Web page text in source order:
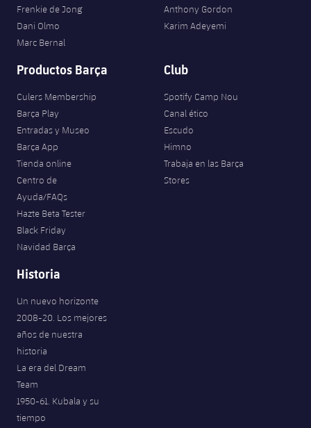
Frenkie de Jong
Dani Olmo
Marc Bernal
Anthony Gordon
Karim Adeyemi
Productos Barça
Culers Membership
Barça Play
Entradas y Museo
Barça App
Tienda online
Centro de
Ayuda/FAQs
Hazte Beta Tester
Black Friday
Navidad Barça
Club
Spotify Camp Nou
Canal ético
Escudo
Himno
Trabaja en las Barça
Stores
Historia
Un nuevo horizonte
2008-20. Los mejores
años de nuestra
historia
La era del Dream
Team
1950-61. Kubala y su
tiempo